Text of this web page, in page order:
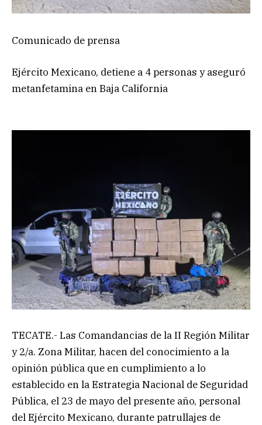
Comunicado de prensa
Ejército Mexicano, detiene a 4 personas y aseguró
metanfetamina en Baja California
TECATE.- Las Comandancias de la II Región Militar
y 2/a. Zona Militar, hacen del conocimiento a la
opinión pública que en cumplimiento a lo
establecido en la Estrategia Nacional de Seguridad
Pública, el 23 de mayo del presente año, personal
del Ejército Mexicano, durante patrullajes de